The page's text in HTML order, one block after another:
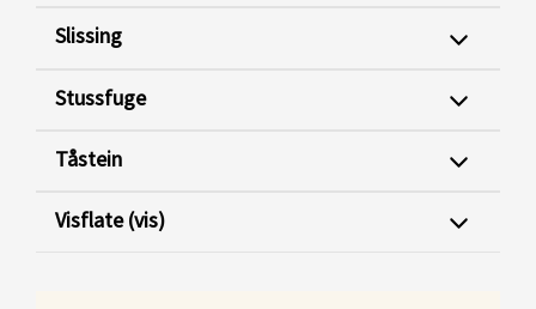
Slissing
Stussfuge
Tåstein
Visflate (vis)